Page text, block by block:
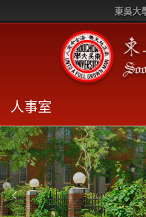
東吳大
人事室